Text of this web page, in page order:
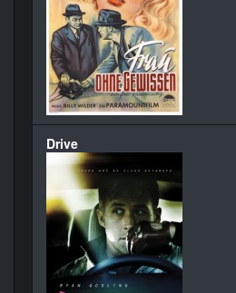
Drive